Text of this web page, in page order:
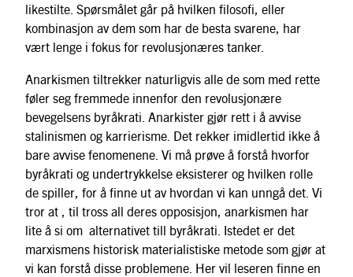
likestilte. Spørsmålet går på hvilken filosofi, eller
kombinasjon av dem som har de besta svarene, har
vært lenge i fokus for revolusjonæres tanker.
Anarkismen tiltrekker naturligvis alle de som med rette
føler seg fremmede innenfor den revolusjonære
bevegelsens byråkrati. Anarkister gjør rett i å avvise
stalinismen og karrierisme. Det rekker imidlertid ikke å
bare avvise fenomenene. Vi må prøve å forstå hvorfor
byråkrati og undertrykkelse eksisterer og hvilken rolle
de spiller, for å finne ut av hvordan vi kan unngå det. Vi
tror at , til tross all deres opposisjon, anarkismen har
lite å si om alternativet till byråkrati. Istedet er det
marxismens historisk materialistiske metode som gjør at
vi kan forstå disse problemene. Her vil leseren finne en